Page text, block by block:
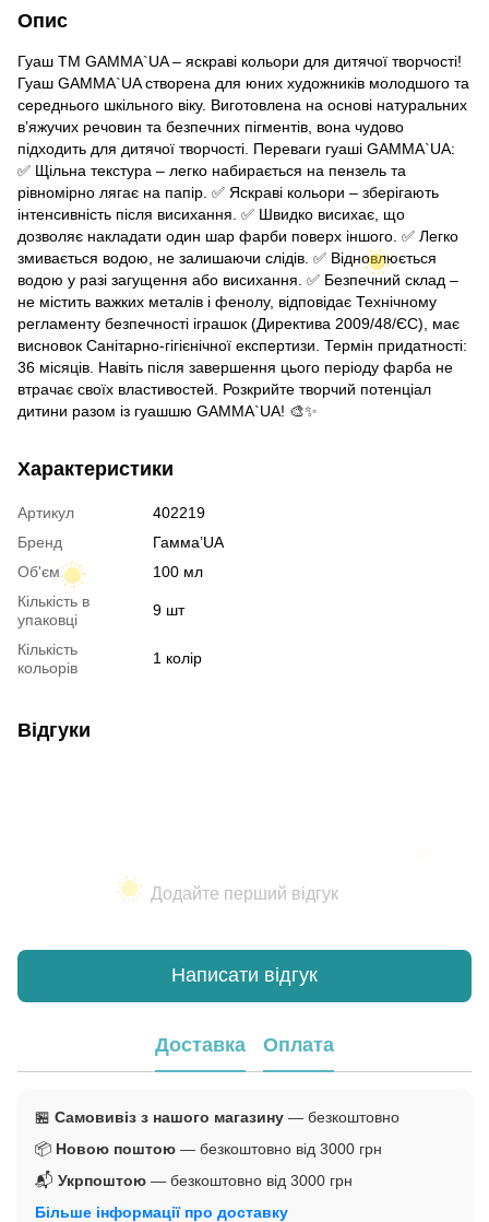
Опис
Гуаш TM GAMMA`UA – яскраві кольори для дитячої творчості!
Гуаш GAMMA`UA створена для юних художників молодшого та
середнього шкільного віку. Виготовлена на основі натуральних
в’яжучих речовин та безпечних пігментів, вона чудово
підходить для дитячої творчості. Переваги гуаші GAMMA`UA:
✅ Щільна текстура – легко набирається на пензель та
рівномірно лягає на папір. ✅ Яскраві кольори – зберігають
інтенсивність після висихання. ✅ Швидко висихає, що
дозволяє накладати один шар фарби поверх іншого. ✅ Легко
змивається водою, не залишаючи слідів. ✅ Відновлюється
водою у разі загущення або висихання. ✅ Безпечний склад –
не містить важких металів і фенолу, відповідає Технічному
регламенту безпечності іграшок (Директива 2009/48/ЄС), має
висновок Санітарно-гігієнічної експертизи. Термін придатності:
36 місяців. Навіть після завершення цього періоду фарба не
втрачає своїх властивостей. Розкрийте творчий потенціал
дитини разом із гуашшю GAMMA`UA! 🎨✨
Характеристики
Артикул
402219
Бренд
Гамма’UA
Об'єм
100 мл
Кількість в
упаковці
9 шт
Кількість
кольорів
1 колір
Відгуки
Додайте перший відгук
Написати відгук
Доставка Оплата
🏪 Самовивіз з нашого магазину — безкоштовно
📦 Новою поштою — безкоштовно від 3000 грн
📬 Укрпоштою — безкоштовно від 3000 грн
Більше інформації про доставку